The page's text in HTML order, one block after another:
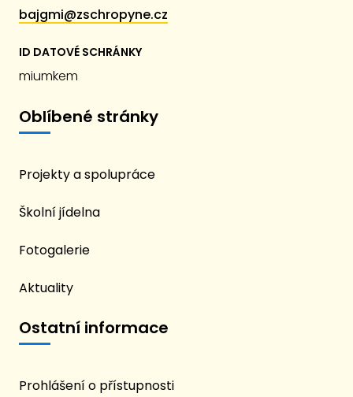
bajgmi@zschropyne.cz
ID DATOVÉ SCHRÁNKY
miumkem
Oblíbené stránky
Projekty a spolupráce
Školní jídelna
Fotogalerie
Aktuality
Ostatní informace
Prohlášení o přístupnosti